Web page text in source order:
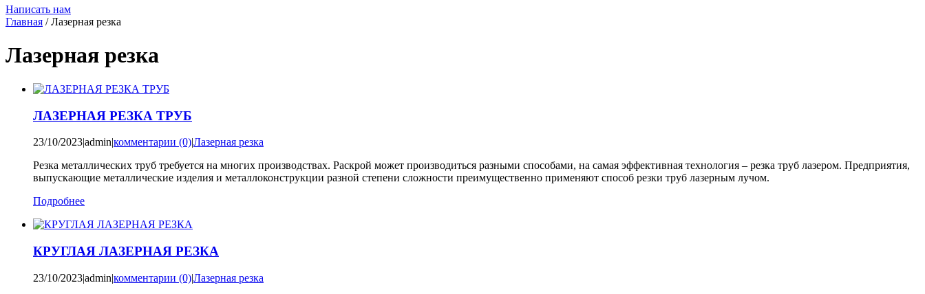
Написать нам
Главная /Лазерная резка
Лазерная резка
ЛАЗЕРНАЯ РЕЗКА ТРУБ
23/10/2023|admin|комментарии (0)|Лазерная резка
Резка металлических труб требуется на многих производствах. Раскрой может производиться разными способами, на самая эффективная технология – резка труб лазером. Предприятия,
выпускающие металлические изделия и металлоконструкции разной степени сложности преимущественно применяют способ резки труб лазерным лучом.
Подробнее
КРУГЛАЯ ЛАЗЕРНАЯ РЕЗКА
23/10/2023|admin|комментарии (0)|Лазерная резка